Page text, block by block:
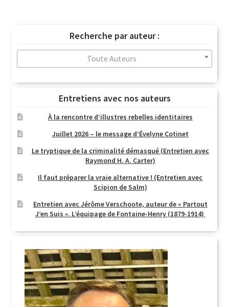
Recherche par auteur :
Toute Auteurs
Entretiens avec nos auteurs
À la rencontre d’illustres rebelles identitaires
Juillet 2026 – le message d’Évelyne Cotinet
Le tryptique de la criminalité démasqué (Entretien avec
Raymond H. A. Carter)
Il faut préparer la vraie alternative ! (Entretien avec
Scipion de Salm)
Entretien avec Jérôme Verschoote, auteur de « Partout
J’en Suis ». L’équipage de Fontaine-Henry (1879-1914)